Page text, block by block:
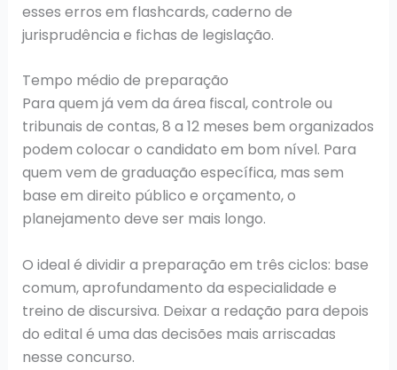
esses erros em flashcards, caderno de
jurisprudência e fichas de legislação.
Tempo médio de preparação
Para quem já vem da área fiscal, controle ou
tribunais de contas, 8 a 12 meses bem organizados
podem colocar o candidato em bom nível. Para
quem vem de graduação específica, mas sem
base em direito público e orçamento, o
planejamento deve ser mais longo.
O ideal é dividir a preparação em três ciclos: base
comum, aprofundamento da especialidade e
treino de discursiva. Deixar a redação para depois
do edital é uma das decisões mais arriscadas
nesse concurso.